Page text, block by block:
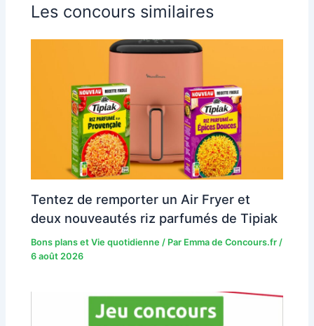
Les concours similaires
Tentez de remporter un Air Fryer et
deux nouveautés riz parfumés de Tipiak
Bons plans et Vie quotidienne / Par Emma de Concours.fr /
6 août 2026